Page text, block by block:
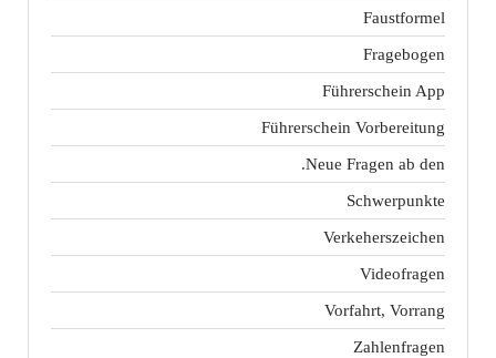
Faustformel
Fragebogen
Führerschein App
Führerschein Vorbereitung
Neue Fragen ab den.
Schwerpunkte
Verkeherszeichen
Videofragen
Vorfahrt, Vorrang
Zahlenfragen